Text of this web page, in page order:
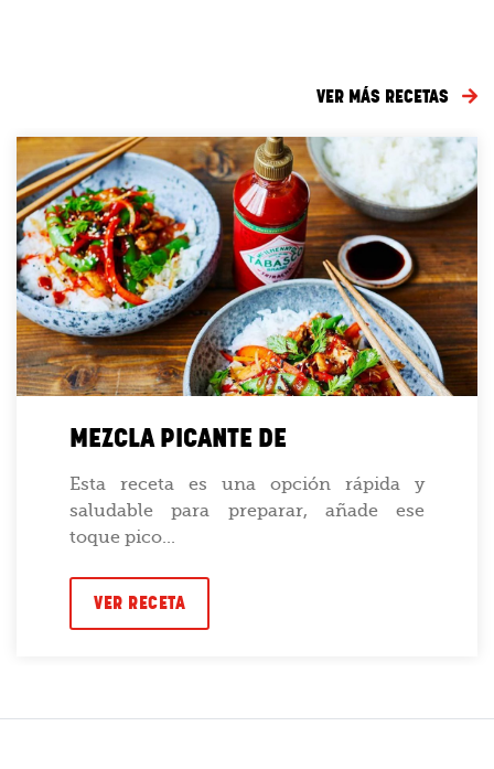
VER MÁS RECETAS
MEZCLA PICANTE DE
Esta receta es una opción rápida y
saludable para preparar, añade ese
toque pico...
VER RECETA